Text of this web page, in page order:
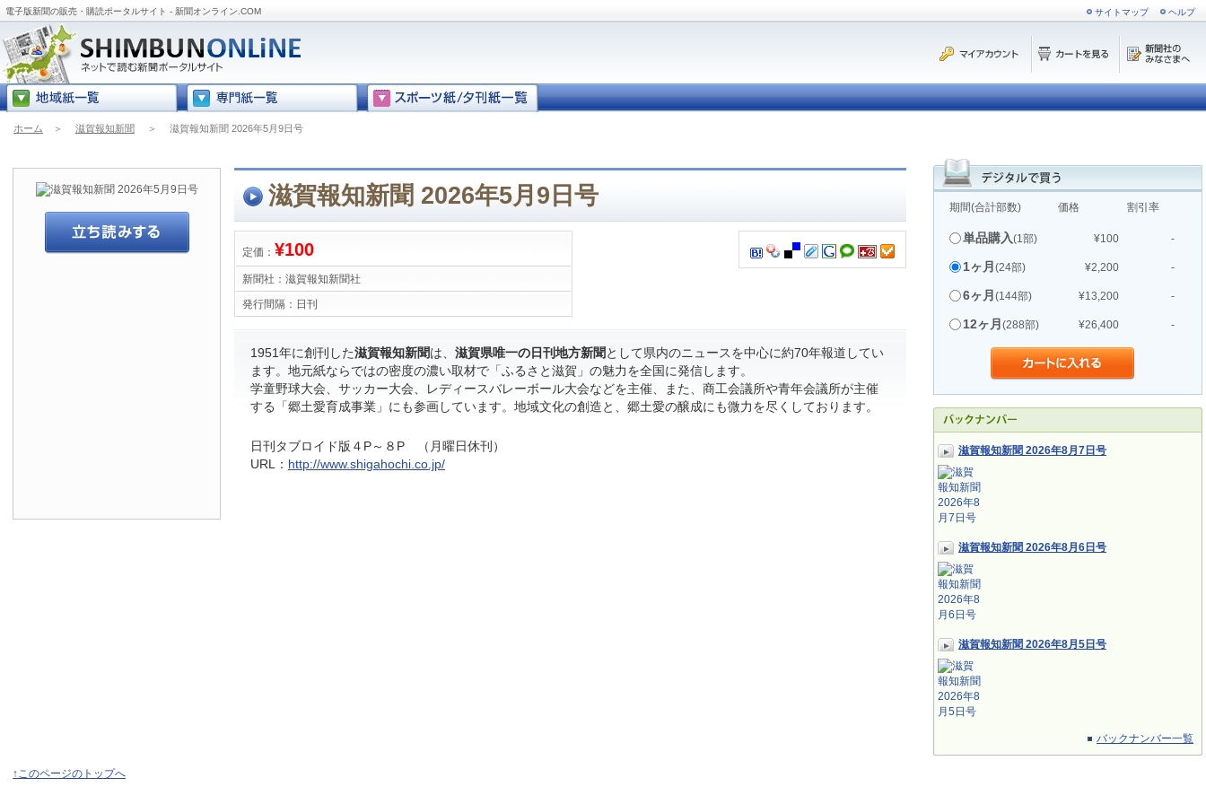
電子版新聞の販売・購読ポータルサイト - 新聞オンライン.COM サイトマップ ヘルプ
ホーム ＞ 滋賀報知新聞 ＞ 滋賀報知新聞 2026年5月9日号
期間(合計部数) 価格 割引率
単品購入(1部) ¥100 -
1ヶ月 (24部) ¥2,200 -
6ヶ月 (144部) ¥13,200 -
12ヶ月 (288部) ¥26,400 -
滋賀報知新聞 2026年8月7日号
滋賀報知新聞 2026年8月6日号
滋賀報知新聞 2026年8月5日号
バックナンバー一覧
滋賀報知新聞 2026年5月9日号
定価： ¥100
新聞社： 滋賀報知新聞社
発行間隔： 日刊
1951年に創刊した滋賀報知新聞は、 滋賀県唯一の日刊地方新聞として県内のニュースを中心に約70年報道してい
ます。地元紙ならではの密度の濃い取材で「ふるさと滋賀」の魅力を全国に発信します。
学童野球大会、サッカー大会、レディースバレーボール大会などを主催、また、商工会議所や青年会議所が主催
する「郷土愛育成事業」にも参画しています。地域文化の創造と、郷土愛の醸成にも微力を尽くしております。
日刊タブロイド版４P～８P （月曜日休刊）
URL： http://www.shigahochi.co.jp/
↑このページのトップへ